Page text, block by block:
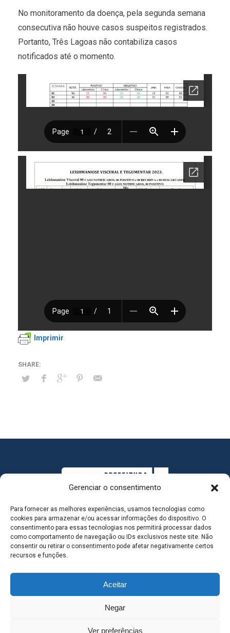
Gerenciar o consentimento
Para fornecer as melhores experiências, usamos tecnologias como
cookies para armazenar e/ou acessar informações do dispositivo. O
consentimento para essas tecnologias nos permitirá processar dados
como comportamento de navegação ou IDs exclusivos neste site. Não
consentir ou retirar o consentimento pode afetar negativamente certos
recursos e funções.
Aceitar
Negar
Ver preferências
No monitoramento da doença, pela segunda semana
consecutiva não houve casos suspeitos registrados.
Portanto, Três Lagoas não contabiliza casos
notificados até o momento.
Imprimir
MAPA DO SITE
SEDE DO ADMINISTRATIVO MUNICIPAL - Avenida